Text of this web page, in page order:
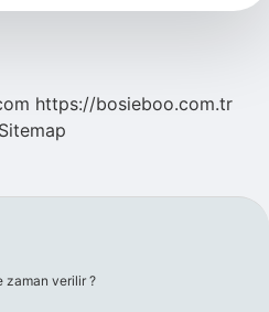
https://bosieboo.com.tr
Sitemap
zaman verilir ?